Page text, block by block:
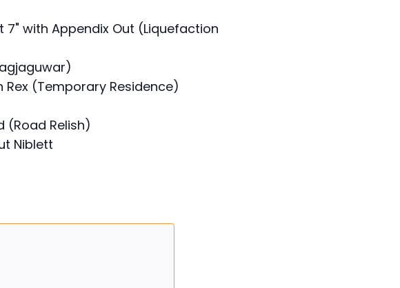
7" with Appendix Out (Liquefaction
Rex (Temporary Residence)
(Road Relish)
Niblett